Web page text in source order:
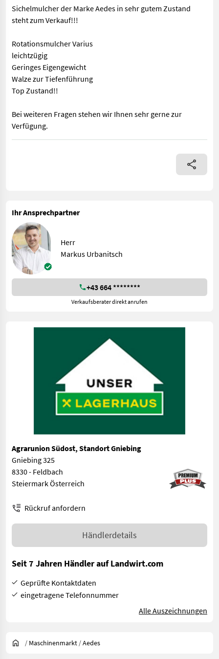
Sichelmulcher der Marke Aedes in sehr gutem Zustand
steht zum Verkauf!!!
Rotationsmulcher Varius
leichtzügig
Geringes Eigengewicht
Walze zur Tiefenführung
Top Zustand!!
Bei weiteren Fragen stehen wir Ihnen sehr gerne zur
Verfügung.
Sichelmulcher der Marke Aedes in sehr gutem Zustand steht
Ihr Ansprechpartner
Herr
Markus Urbanitsch
+43 664 ********
Verkaufsberater direkt anrufen
Agrarunion Südost, Standort Gniebing
Gniebing 325
8330 - Feldbach
Steiermark Österreich
Rückruf anfordern
Händlerdetails
Seit 7 Jahren Händler auf Landwirt.com
Geprüfte Kontaktdaten
eingetragene Telefonnummer
Alle Auszeichnungen
/ Maschinenmarkt /Aedes